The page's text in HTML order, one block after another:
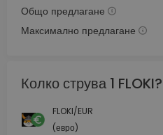
Общо предлагане
Максимално предлагане
Колко струва 1 FLOKI?
FLOKI/EUR
(евро)